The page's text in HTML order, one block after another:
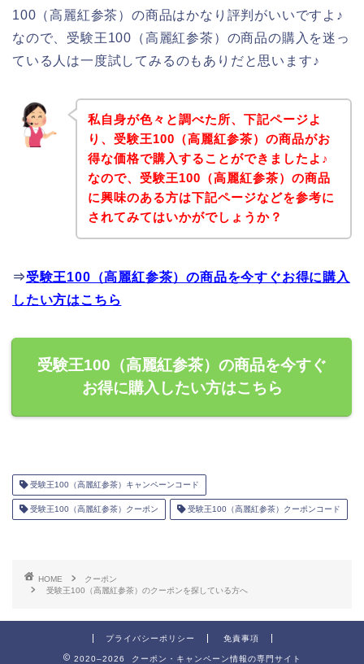
100（高麗紅参茶）の商品はかなり評判がいいですよ♪
なので、受験王100（高麗紅参茶）の商品の購入を迷っ
ている人は一度試してみるのもありだと思います♪
私自身が色々と調べた所、下記ページよ
り、受験王100（高麗紅参茶）の商品がお
得な価格で購入することができましたよ♪
なので、受験王100（高麗紅参茶）の商品
に興味のある方は下記ページなどを参考に
されてみてはいかがでしょうか？
⇒受験王100（高麗紅参茶）の商品を今すぐお得に購入
したい方はこちら
受験王100（高麗紅参茶）の商品を今すぐ
お得に購入したい方はこちら
受験王100（高麗紅参茶）キャンペーンコード
受験王100（高麗紅参茶）クーポン 受験王100（高麗紅参茶）クーポンコード
HOME
クーポン
受験王100（高麗紅参茶）のクーポンを探している方へ
プライバシーポリシー 免責事項
2020–2026 クーポン・キャンペーン情報の専門サイト